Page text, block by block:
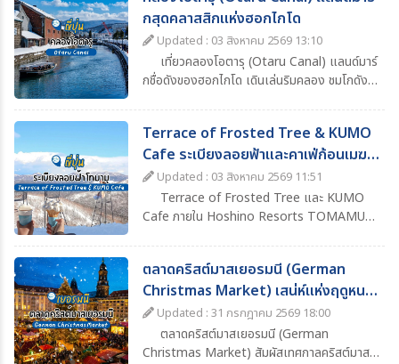
ประเทศจีน และเป็นหนึ่งในสัญลักษณ์สำคัญของ
ประวัติศาสตร์จีน
กสุดคลาสสิกแห่งฮอกไกโด
Updated : 03 สิงหาคม 2569 13:10
เที่ยวคลองโอตารุ (Otaru Canal) แลนด์มาร์
กชื่อดังของฮอกไกโด เดินเล่นริมคลอง ชมโกดัง
Terrace of Frosted Tree & KUMO
Cafe ระเบียงลอยฟ้าและคาเฟ่ก้อนเมฆ
ฮอกไกโด
Updated : 03 สิงหาคม 2569 11:51
Terrace of Frosted Tree และ KUMO
Cafe ภายใน Hoshino Resorts TOMAMU
และจิบเครื่องดื่มอุ่นๆ พร้อมวิวหิมะสีขาวสุดโรแมน
ติก
ตลาดคริสต์มาสเยอรมนี (German
Christmas Market) เสน่ห์แห่งฤดูหนาว
ที่ต้องไปสัมผัสสักครั้ง
Updated : 31 กรกฎาคม 2569 18:00
ตลาดคริสต์มาสเยอรมนี (German
Christmas Market) สัมผัสเทศกาลคริสต์มาส